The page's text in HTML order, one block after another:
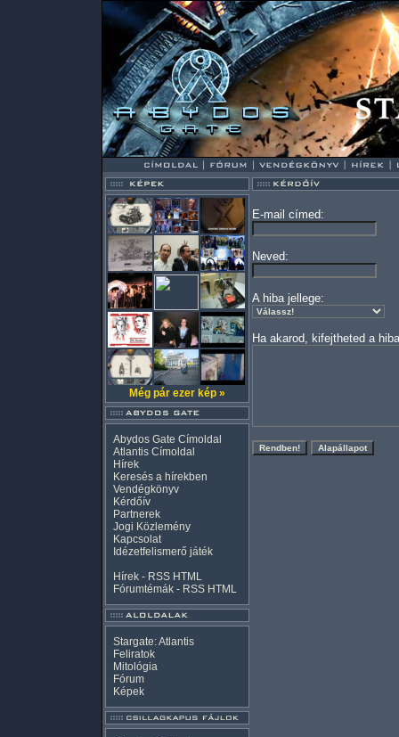
Még pár ezer kép »
Abydos Gate Címoldal
Atlantis Címoldal
Hírek
Keresés a hírekben
Vendégkönyv
Kérdőív
Partnerek
Jogi Közlemény
Kapcsolat
Idézetfelismerő játék
Hírek - RSS HTML
Fórumtémák - RSS HTML
Stargate: Atlantis
Feliratok
Mitológia
Fórum
Képek
E-mail címed:
Neved:
A hiba jellege:
Ha akarod, kifejtheted a